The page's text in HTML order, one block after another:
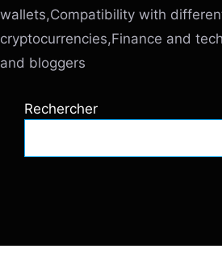
wallets,Compatibility with
cryptocurrencies,Finance and
and bloggers
Rechercher